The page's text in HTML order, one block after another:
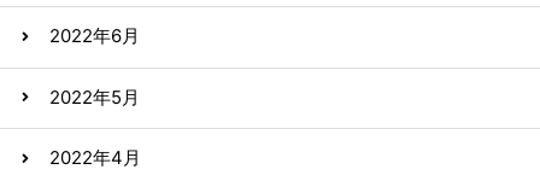
2022年6月
2022年5月
2022年4月